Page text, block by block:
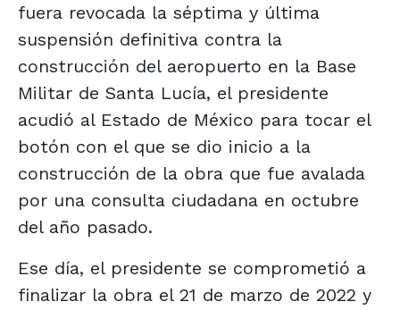
fuera revocada la séptima y última
suspensión definitiva contra la
construcción del aeropuerto en la Base
Militar de Santa Lucía, el presidente
acudió al Estado de México para tocar el
botón con el que se dio inicio a la
construcción de la obra que fue avalada
por una consulta ciudadana en octubre
del año pasado.
Ese día, el presidente se comprometió a
finalizar la obra el 21 de marzo de 2022 y